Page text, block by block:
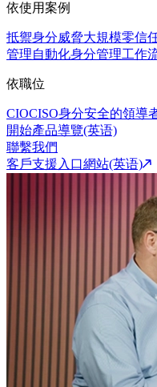
依使用案例
抵禦身分威脅大規模零信
管理自動化身分管理工作
依職位
CIOCISO身分安全的領導
開始產品導覽(英语)
聯繫我們
客戶支援入口網站(英语)